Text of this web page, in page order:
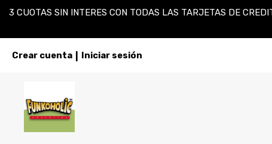
3 CUOTAS SIN INTERES CON TODAS LAS TARJETAS DE
Crear cuenta Iniciar sesión